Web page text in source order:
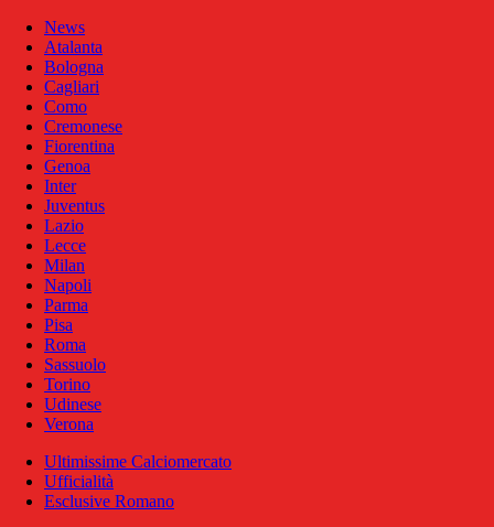
News
Atalanta
Bologna
Cagliari
Como
Cremonese
Fiorentina
Genoa
Inter
Juventus
Lazio
Lecce
Milan
Napoli
Parma
Pisa
Roma
Sassuolo
Torino
Udinese
Verona
Ultimissime Calciomercato
Ufficialità
Esclusive Romano